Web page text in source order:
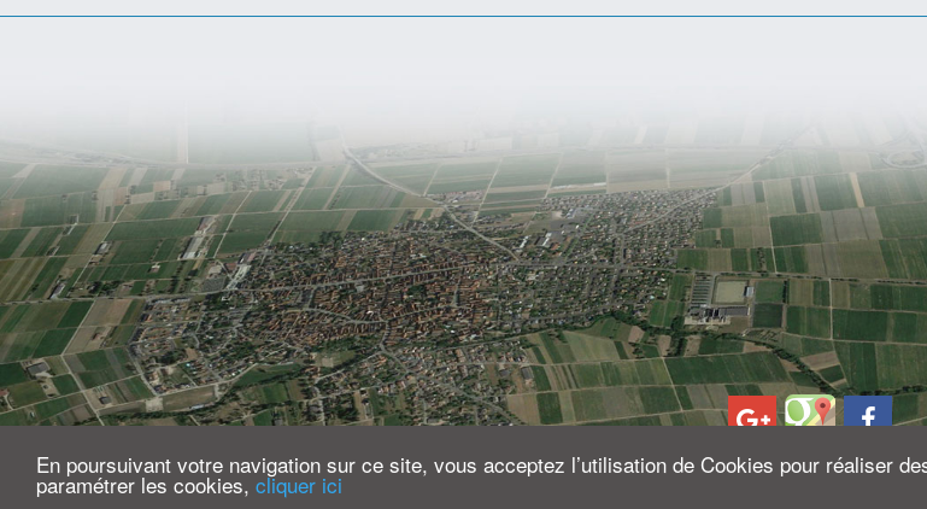
En poursuivant votre navigation sur ce site, vous acceptez l’utilisation de Cookies pour réaliser
paramétrer les cookies, cliquer ici
© 2026 - France Création -